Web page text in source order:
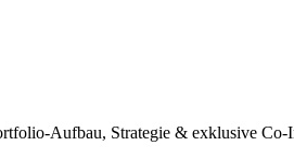
Aufbau, Strategie & exklusive Co-